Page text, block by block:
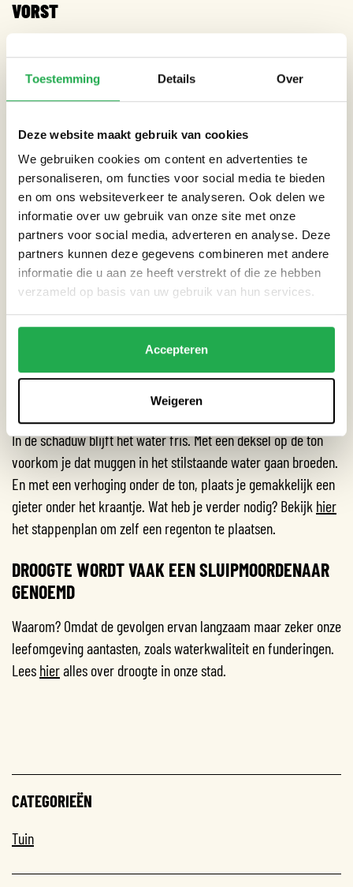
Toestemming Details Over
Deze website maakt gebruik van cookies
We gebruiken cookies om content en advertenties te
personaliseren, om functies voor social media te bieden
en om ons websiteverkeer te analyseren. Ook delen we
informatie over uw gebruik van onze site met onze
partners voor social media, adverteren en analyse. Deze
partners kunnen deze gegevens combineren met andere
informatie die u aan ze heeft verstrekt of die ze hebben
verzameld op basis van uw gebruik van hun services.
Accepteren
Weigeren
VORST
minder gevoelig voor vorst, maar het advies is om voor het
koppeling met de regenpijp weg te nemen. In het voorjaar sluit
je hem weer aan!
SLIMME REGENTON
Een regenton met een besturingssysteem dat je kunt
aansluiten op de buienradar, hoe handig zou dat zijn!
Verschillende leveranciers onderzoeken de mogelijkheden.
Salaontwierp eenslimme regentondie op verschillende
plekken in Amsterdam tentoon wordt gesteld. Consumenten
moeten nog even wachten.
REGENTON PLAATSEN
De beste plek voor een regenton is natuurlijk bij een regenpijp.
In de schaduw blijft het water fris. Met een deksel op de ton
voorkom je dat muggen in het stilstaande water gaan broeden.
En met een verhoging onder de ton, plaats je gemakkelijk een
gieter onder het kraantje. Wat heb je verder nodig? Bekijk hier
het stappenplan om zelf een regenton te plaatsen.
DROOGTE WORDT VAAK EEN SLUIPMOORDENAAR
GENOEMD
Waarom? Omdat de gevolgen ervan langzaam maar zeker onze
leefomgeving aantasten, zoals waterkwaliteit en funderingen.
Lees hieralles over droogte in onze stad.
CATEGORIEËN
Tuin